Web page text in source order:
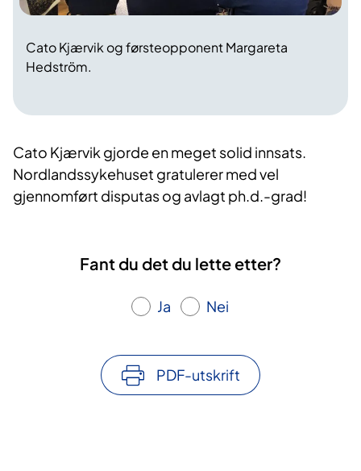
Cato Kjærvik og førsteopponent Margareta
Hedström.
Cato Kjærvik gjorde en meget solid innsats.
Nordlandssykehuset gratulerer med vel
gjennomført disputas og avlagt ph.d.-grad!​
Fant du det du lette etter?
Ja Nei
PDF-utskrift